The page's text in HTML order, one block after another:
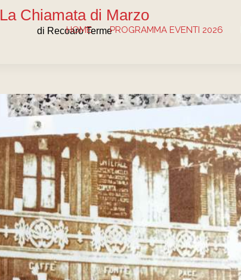
La Chiamata di Marzo
di Recoaro Terme
HOME PROGRAMMA EVENTI 2026